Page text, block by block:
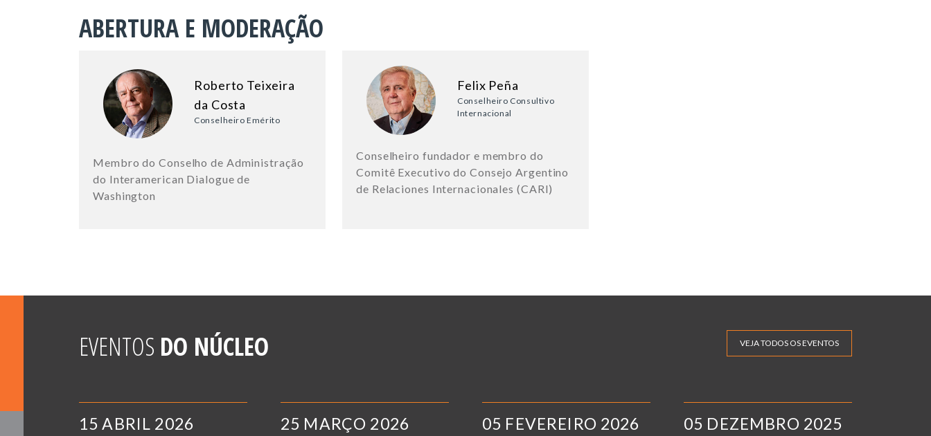
ABERTURA E MODERAÇÃO
Roberto Teixeira
da Costa
Conselheiro Emérito
Membro do Conselho de Administração
do Interamerican Dialogue de
Washington
Felix Peña
Conselheiro Consultivo
Internacional
Conselheiro fundador e membro do
Comitê Executivo do Consejo Argentino
de Relaciones Internacionales (CARI)
EVENTOS DO NÚCLEO VEJA TODOS OS EVENTOS
15 ABRIL 2026 25 MARÇO 2026 05 FEVEREIRO 2026 05 DEZEMBRO 2025